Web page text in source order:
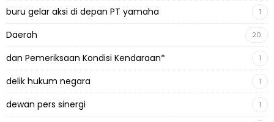
buru gelar aksi di depan PT yamaha 1
Daerah 20
dan Pemeriksaan Kondisi Kendaraan* 1
delik hukum negara 1
dewan pers sinergi 1